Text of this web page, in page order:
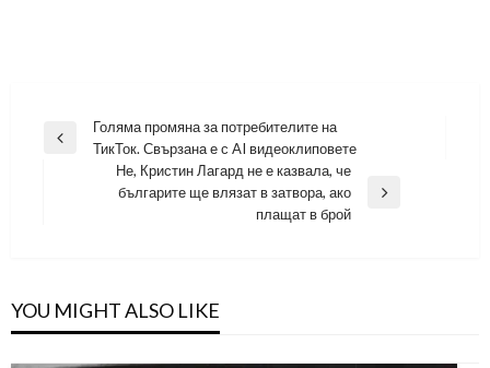
Навигация
Previous
Голяма промяна за потребителите на
ТикТок. Свързана е с AI видеоклиповете
Не, Кристин Лагард не е казвала, че
българите ще влязат в затвора, ако
плащат в брой
YOU MIGHT ALSO LIKE